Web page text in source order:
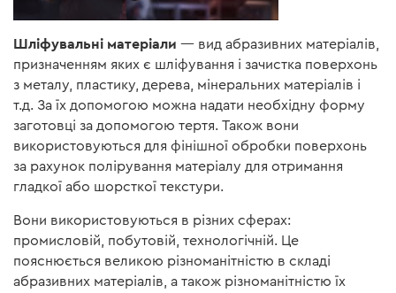
Шліфувальні матеріали — вид абразивних матеріалів,
призначенням яких є шліфування і зачистка поверхонь
з металу, пластику, дерева, мінеральних матеріалів і
т.д. За їх допомогою можна надати необхідну форму
заготовці за допомогою тертя. Також вони
використовуються для фінішної обробки поверхонь
за рахунок полірування матеріалу для отримання
гладкої або шорсткої текстури.
Вони використовуються в різних сферах:
промисловій, побутовій, технологічній. Це
пояснюється великою різноманітністю в складі
абразивних матеріалів, а також різноманітністю їх